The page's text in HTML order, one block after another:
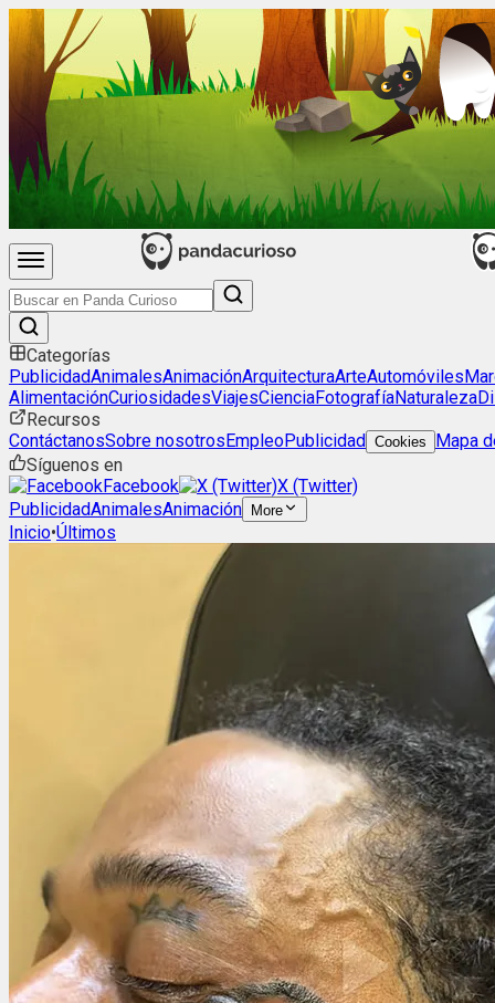
Categorías
PublicidadAnimalesAnimaciónArquitecturaArteAutomóviles
AlimentaciónCuriosidadesViajesCienciaFotografíaNaturaleza
Recursos
ContáctanosSobre nosotrosEmpleoPublicidad Cookies
Mapa
Síguenos en
Facebook
X (Twitter)
PublicidadAnimalesAnimación More
Inicio•Últimos